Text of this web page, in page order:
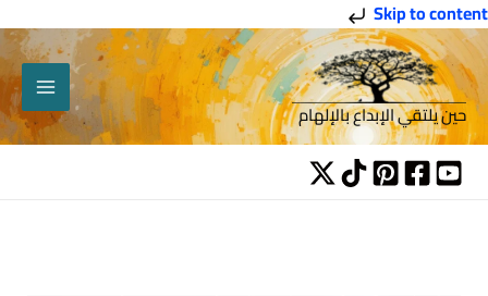
Skip to content
تخطي
إلى
المحتوى
حين يلتقي الإبداع بالإلهام